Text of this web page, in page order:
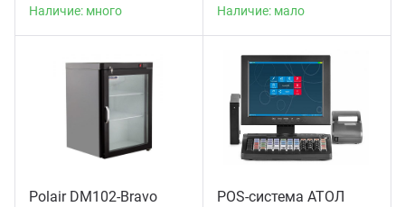
Наличие: много Наличие: мало
Polair DM102-Bravo
POS-система АТОЛ